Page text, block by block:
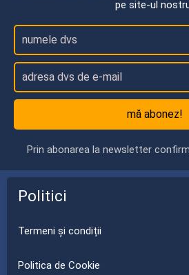
pe site-ul
mă abonez!
Prin abonarea la newsletter
Politici
Termeni și condiții
Politica de Cookie